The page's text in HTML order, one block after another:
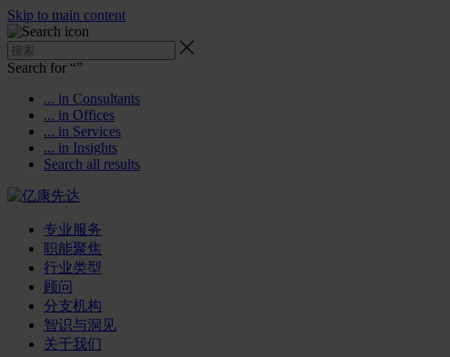
Skip to main content
Search for “”
... in Consultants
... in Offices
... in Services
... in Insights
Search all results
专业服务
职能聚焦
行业类型
顾问
分支机构
智识与洞见
关于我们